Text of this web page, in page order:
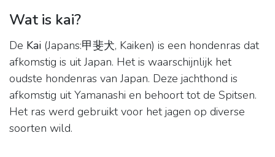
Wat is kai?
De Kai (Japans:甲斐犬, Kaiken) is een hondenras dat
afkomstig is uit Japan. Het is waarschijnlijk het
oudste hondenras van Japan. Deze jachthond is
afkomstig uit Yamanashi en behoort tot de Spitsen.
Het ras werd gebruikt voor het jagen op diverse
soorten wild.